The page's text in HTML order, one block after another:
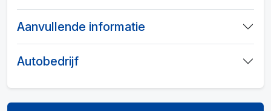
Aanvullende informatie
Autobedrijf